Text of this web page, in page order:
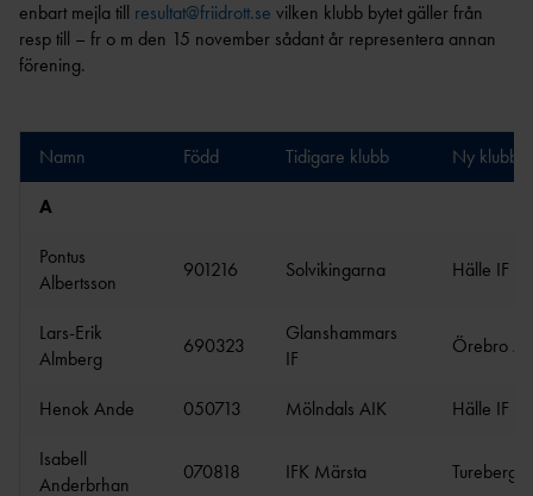
FRISKIS &
SVETTIS
VANDRIN
G
MEDLEM I SVENSK
HITTA
STARTA
FÖRSÄKRING
UPPDRAG
IDROTTSORGANISATIO
NER
DISTRIKT
NYHETSBREV
KONTAKTA OSS
STYRELS
REVISORE
FRIIDROTTSTRÄNARE
STEG 1
STEG 2
FRIIDROTTSTRÄNARE
STEG 3
FRIIDROTTSTRÄNARE
STEG 4
LÖPLEDAR
LÖPTRÄNA
RE
FORTBILDNING TRÄNARE
UTDRAG UR
BELASTNINGSREGISTRET
TRYGG
SÄKER
FRIIDROTT
MATCHFIXNIN
KASTSÄKERH
ET
FRISK
CERTIFIERIN
G
KONCEPTANLÄGGNINGAR
ELITANLÄGGNI
FRIIDROTTSPLA
TS
NÄRIDROTTSPLA
TS
INOMHUS
KOMBIHA
LL
enbart mejla till resultat@friidrott.se vilken klubb bytet gäller från
resp till – fr o m den 15 november sådant år representera annan
förening.
Namn Född Tidigare klubb
Ny klubb
A
Pontus
Albertsson
901216 Solvikingarna Hälle IF
Lars-Erik
Almberg
690323
Glanshammars
IF
Örebro
Henok Ande 050713 Mölndals AIK
Hälle IF
Isabell
Anderbrhan
070818 IFK Märsta Turebergs